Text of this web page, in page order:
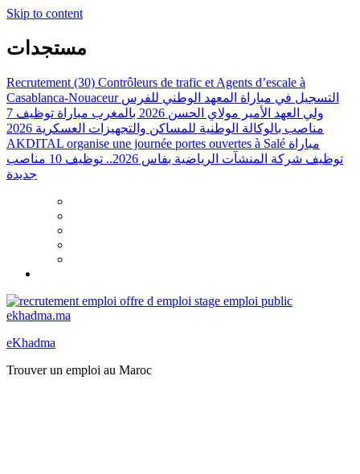
Skip to content
مستجدات
Recrutement (30) Contrôleurs de trafic et Agents d’escale à
Casablanca-Nouaceur التسجيل في مباراة المعهد الوطني للفرس
ولي العهد الأمير مولاي الحسن 2026 بالمغرب
مباراة توظيف 7
مناصب بالوكالة الوطنية للمساكن والتجهيزات العسكرية 2026
AKDITAL organise une journée portes ouvertes à Salé مباراة
توظيف شركة المنشآت الرياضية بفاس 2026.. توظيف 10 مناصب
جديدة
eKhadma
Trouver un emploi au Maroc